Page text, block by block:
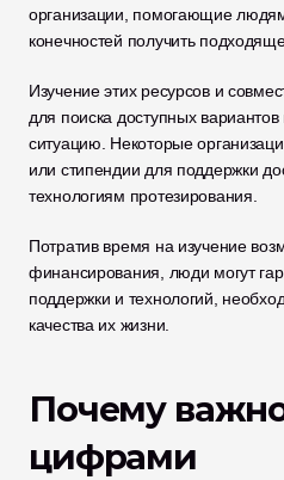
организации, помогающие
конечностей получить
Изучение этих ресурсов и
для поиска доступных
ситуацию. Некоторые
или стипендии для поддержки
технологиям протезирования.
Потратив время на изучение
финансирования, люди могут
поддержки и технологий,
качества их жизни.
Почему
цифрами